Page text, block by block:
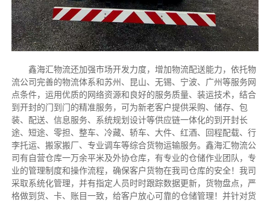
鑫海汇物流还加强市场开发力度，增加物流配送能力，依托物
流公司完善的物流体系和苏州、昆山、无锡、宁波、广州等服务网
点条件，运用优质的网络资源和良好的服务质量、装运技术，结合
到开封的门到门的精准服务，可为新老客户提供采购、储存、包
装、配送、信息服务、系统规划设计等供应链一体化的到开封长
途、短途、零担、整车、冷藏、轿车、大件、红酒、回程配载、行
李托运、搬家搬厂、专业调车等综合货物运输服务。鑫海汇物流公
司有自营仓库一万余平米及外协仓库，有专业的仓储作业团队，专
业的管理制度和操作流程，确保客户货物在我司仓库的安全！我司
采取系统化管理，并有指定人员时时跟踪数据更新，货物盘点，严
格做到货、卡、账目一致，给客户放心可靠的仓储管理！并针对货